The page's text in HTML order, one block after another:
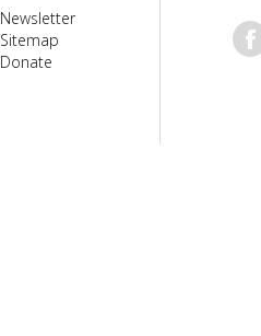
Newsletter
Sitemap
Donate